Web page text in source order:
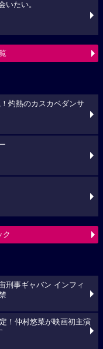
いたい。
灼熱のカスカベダンサ
ク
刑事ギャバン インフィ
！仲村悠菜が映画初主演